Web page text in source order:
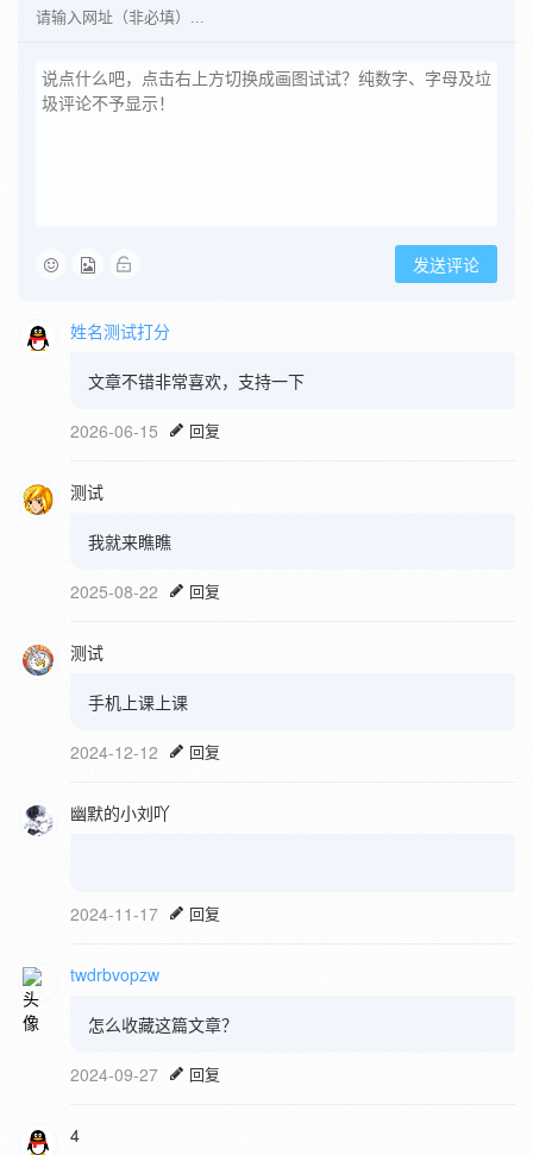
发送评论
姓名测试打分
文章不错非常喜欢，支持一下
2026-06-15 回复
测试
我就来瞧瞧
2025-08-22 回复
测试
手机上课上课
2024-12-12 回复
幽默的小刘吖
2024-11-17 回复
twdrbvopzw
怎么收藏这篇文章？
2024-09-27 回复
4